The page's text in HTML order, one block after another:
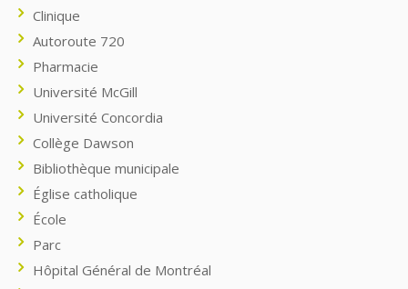
Clinique
Autoroute 720
Pharmacie
Université McGill
Université Concordia
Collège Dawson
Bibliothèque municipale
Église catholique
École
Parc
Hôpital Général de Montréal